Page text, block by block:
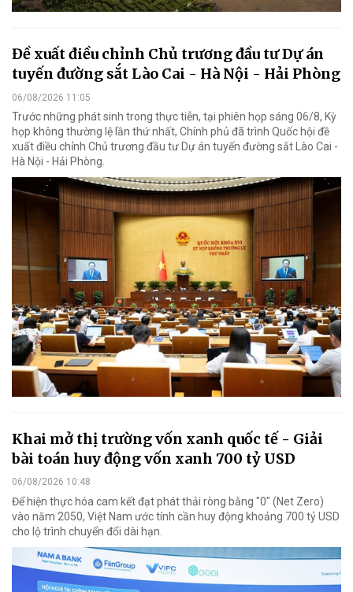
Đề xuất điều chỉnh Chủ trương đầu tư Dự án
tuyến đường sắt Lào Cai - Hà Nội - Hải Phòng
06/08/2026 11:05
Trước những phát sinh trong thực tiễn, tại phiên họp sáng 06/8, Kỳ
họp không thường lệ lần thứ nhất, Chính phủ đã trình Quốc hội đề
xuất điều chỉnh Chủ trương đầu tư Dự án tuyến đường sắt Lào Cai -
Hà Nội - Hải Phòng.
Khai mở thị trường vốn xanh quốc tế - Giải
bài toán huy động vốn xanh 700 tỷ USD
06/08/2026 10:48
Để hiện thực hóa cam kết đạt phát thải ròng bằng "0" (Net Zero)
vào năm 2050, Việt Nam ước tính cần huy động khoảng 700 tỷ USD
cho lộ trình chuyển đổi dài hạn.